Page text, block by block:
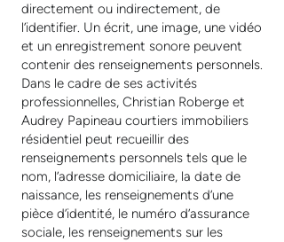
directement ou indirectement, de
l’identifier. Un écrit, une image, une vidéo
et un enregistrement sonore peuvent
contenir des renseignements personnels.
Dans le cadre de ses activités
professionnelles, Christian Roberge et
Audrey Papineau courtiers immobiliers
résidentiel peut recueillir des
renseignements personnels tels que le
nom, l’adresse domiciliaire, la date de
naissance, les renseignements d’une
pièce d’identité, le numéro d’assurance
sociale, les renseignements sur les